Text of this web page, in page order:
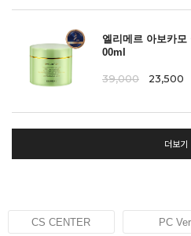
엘리메르 아보카모
00ml
39,000 23,500
더보기
CS CENTER PC